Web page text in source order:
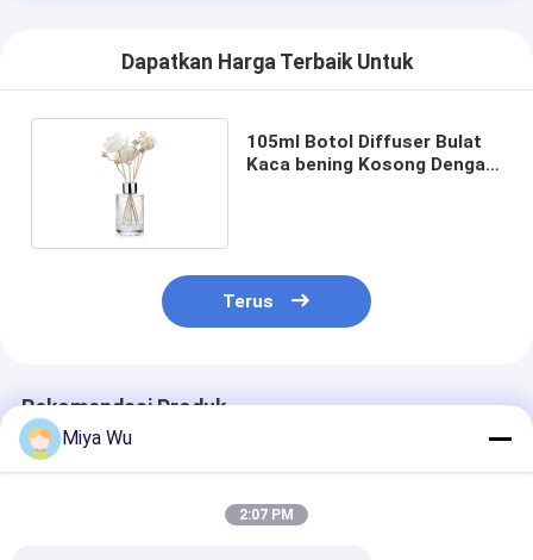
Dapatkan Harga Terbaik Untuk
105ml Botol Diffuser Bulat
Kaca bening Kosong Dengan
Terus
Rekomendasi Produk
Miya Wu
2:07 PM